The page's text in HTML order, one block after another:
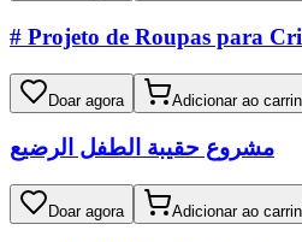
# Projeto de Roupas para
Doar agora Adicionar ao
مشروع حقيبة الطفل الرضيع
Doar agora Adicionar ao